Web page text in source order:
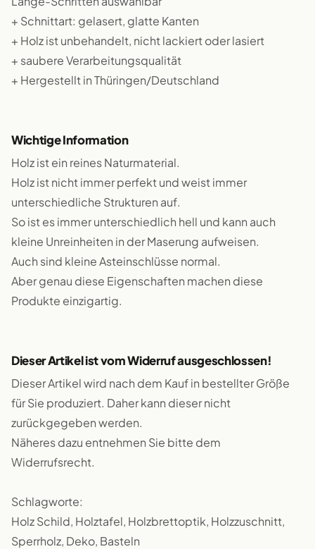
+ Schnittart: gelasert, glatte Kanten
+ Holz ist unbehandelt, nicht lackiert oder lasiert
+ saubere Verarbeitungsqualität
+ Hergestellt in Thüringen/Deutschland
Wichtige Information
Holz ist ein reines Naturmaterial.
Holz ist nicht immer perfekt und weist immer
unterschiedliche Strukturen auf.
So ist es immer unterschiedlich hell und kann auch
kleine Unreinheiten in der Maserung aufweisen.
Auch sind kleine Asteinschlüsse normal.
Aber genau diese Eigenschaften machen diese
Produkte einzigartig.
Dieser Artikel ist vom Widerruf ausgeschlossen!
Dieser Artikel wird nach dem Kauf in bestellter Größe
für Sie produziert. Daher kann dieser nicht
zurückgegeben werden.
Näheres dazu entnehmen Sie bitte dem
Widerrufsrecht.
Schlagworte:
Holz Schild, Holztafel, Holzbrettoptik, Holzzuschnitt,
Sperrholz, Deko, Basteln